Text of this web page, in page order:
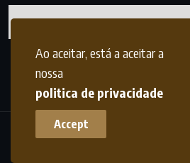
Ao aceitar, está a aceitar a
nossa
politica de privacidade
Accept